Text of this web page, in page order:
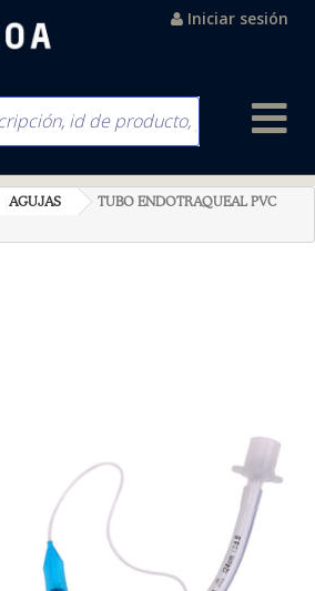
Iniciar sesión
AGUJAS
TUBO ENDOTRAQUEAL PVC